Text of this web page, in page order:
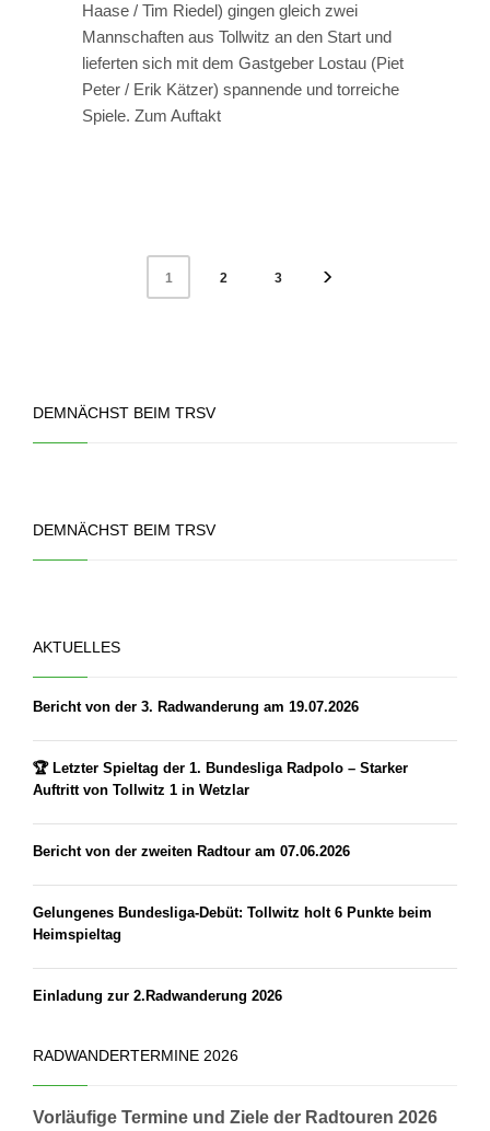
Haase / Tim Riedel) gingen gleich zwei
Mannschaften aus Tollwitz an den Start und
lieferten sich mit dem Gastgeber Lostau (Piet
Peter / Erik Kätzer) spannende und torreiche
Spiele. Zum Auftakt
1 2 3
DEMNÄCHST BEIM TRSV
DEMNÄCHST BEIM TRSV
AKTUELLES
Bericht von der 3. Radwanderung am 19.07.2026
🏆 Letzter Spieltag der 1. Bundesliga Radpolo – Starker
Auftritt von Tollwitz 1 in Wetzlar
Bericht von der zweiten Radtour am 07.06.2026
Gelungenes Bundesliga-Debüt: Tollwitz holt 6 Punkte beim
Heimspieltag
Einladung zur 2.Radwanderung 2026
RADWANDERTERMINE 2026
Vorläufige Termine und Ziele der Radtouren 2026